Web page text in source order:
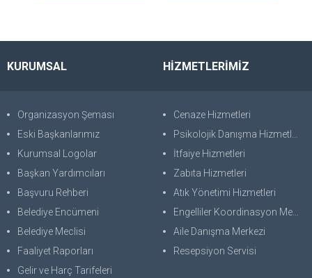
KURUMSAL
Organizasyon Şeması
Eski Başkanlarımız
Kurumsal Logolar
Başkan Yardımcıları
Başvuru Rehberi
Belediye Encümeni
Belediye Meclisi
Faaliyet Raporları
Gelir ve Harç Tarifeleri
HİZMETLERİMİZ
Cenaze Hizmetleri
Psikolojik Danışma Hizmetleri
İtfaiye Hizmetleri
Zabıta Hizmetleri
Atık Yönetimi Hizmetleri
Engelliler Koordinasyon Merkezi
Aile Danışma Merkezi
Resepsiyon Servisi